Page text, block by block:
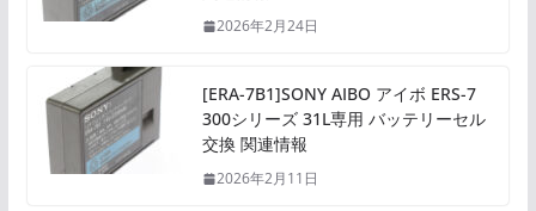
2026年2月24日
[ERA-7B1]SONY AIBO アイボ ERS-7
300シリーズ 31L専用 バッテリーセル
交換 関連情報
2026年2月11日